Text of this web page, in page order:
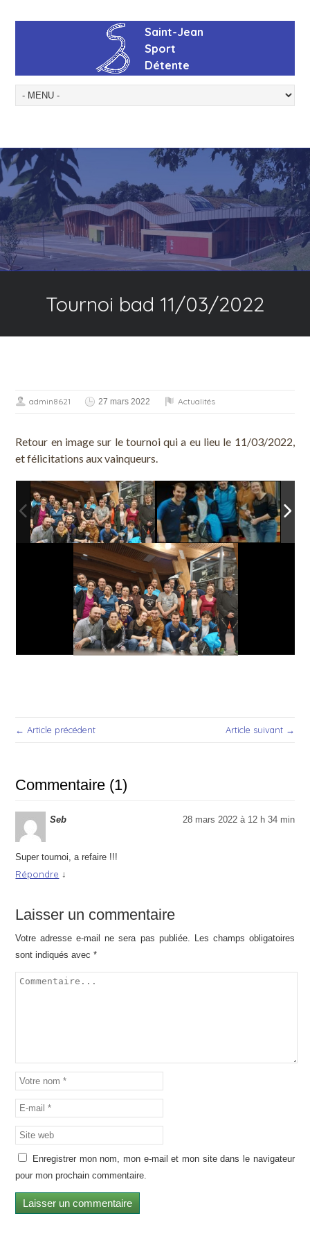
Tournoi bad 11/03/2022
admin8621 27 mars 2022 Actualités
Retour en image sur le tournoi qui a eu lieu le 11/03/2022,
et félicitations aux vainqueurs.
← Article précédent Article suivant →
Commentaire (1)
Seb 28 mars 2022 à 12 h 34 min
Super tournoi, a refaire !!!
Répondre ↓
Laisser un commentaire
Votre adresse e-mail ne sera pas publiée.
Les champs obligatoires
sont indiqués avec*
Enregistrer mon nom, mon e-mail et mon site dans le navigateur
pour mon prochain commentaire.